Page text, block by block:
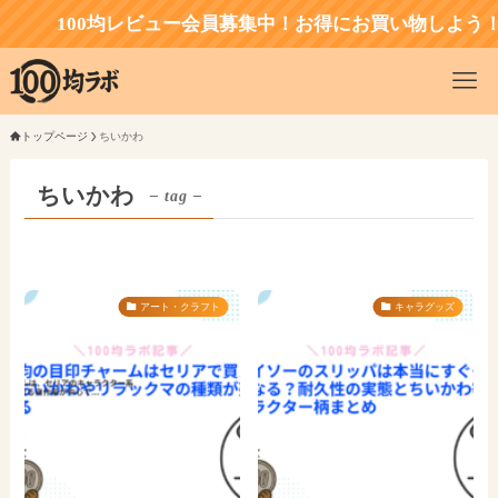
100均レビュー会員募集中！お得にお買い物しよう！
トップページ ちいかわ
ちいかわ – tag –
アート・クラフト キャラグッズ